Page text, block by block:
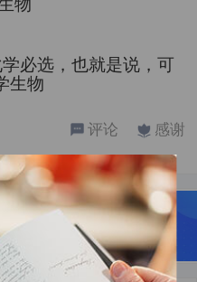
必选，也就是说，可
生物
感谢
评论